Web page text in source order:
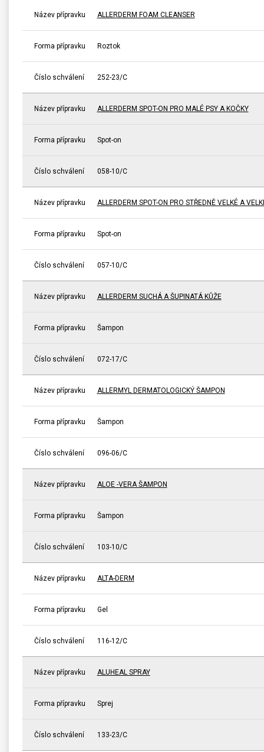
Název přípravku ALLERDERM FOAM CLEANSER
Forma přípravku Roztok
Číslo schválení 252-23/C
Název přípravku ALLERDERM SPOT-ON PRO MALÉ PSY A KOČKY
Forma přípravku Spot-on
Číslo schválení 058-10/C
Název přípravku ALLERDERM SPOT-ON PRO STŘEDNĚ VELKÉ A
Forma přípravku Spot-on
Číslo schválení 057-10/C
Název přípravku ALLERDERM SUCHÁ A ŠUPINATÁ KŮŽE
Forma přípravku Šampon
Číslo schválení 072-17/C
Název přípravku ALLERMYL DERMATOLOGICKÝ ŠAMPON
Forma přípravku Šampon
Číslo schválení 096-06/C
Název přípravku ALOE -VERA ŠAMPON
Forma přípravku Šampon
Číslo schválení 103-10/C
Název přípravku ALTA-DERM
Forma přípravku Gel
Číslo schválení 116-12/C
Název přípravku ALUHEAL SPRAY
Forma přípravku Sprej
Číslo schválení 133-23/C